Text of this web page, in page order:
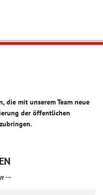
RLPDIREKT
die mit unserem Team neue
der öffentlichen
---